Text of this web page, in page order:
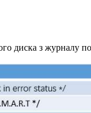
диска з журналу